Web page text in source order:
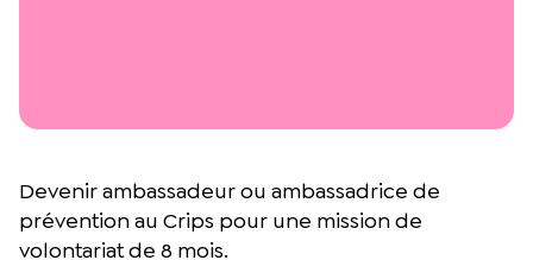
Devenir ambassadeur ou ambassadrice de
prévention au Crips pour une mission de
volontariat de 8 mois.